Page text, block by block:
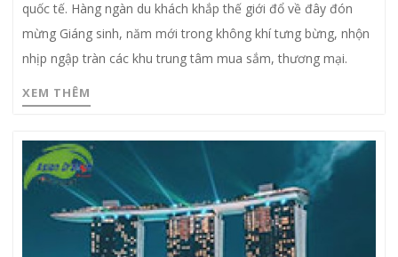
quốc tế. Hàng ngàn du khách khắp thế giới đổ về đây đón
mừng Giáng sinh, năm mới trong không khí tưng bừng, nhộn
nhịp ngập tràn các khu trung tâm mua sắm, thương mại.
XEM THÊM